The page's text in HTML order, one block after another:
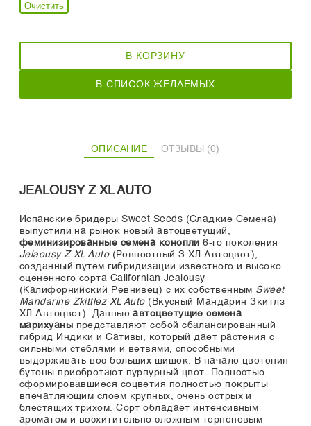
Очистить
В КОРЗИНУ
В СПИСОК ЖЕЛАЕМЫХ
ОПИСАНИЕ ОТЗЫВЫ (0)
JEALOUSY Z XL AUTO
Испанские бридерыSweet Seeds (Сладкие Семена)
выпустили на рынок новый автоцветущий,
феминизированные семена конопли 6-го поколения
Jelaousy Z XL Auto(Ревностный З ХЛ Автоцвет),
созданный путем гибридизации известного и высоко
оцененного сорта Californian Jealousy
(Калифорнийский Ревнивец) с их собственным Sweet
Mandarine Zkittlez XL Auto(Вкусный Мандарин Зкитлз
ХЛ Автоцвет). Данныеавтоцветущие семена
марихуаны представляют собой сбалансированный
гибрид Индики и Сативы, который дает растения с
сильными стеблями и ветвями, способными
выдерживать вес больших шишек. В начале цветения
бутоны приобретают пурпурный цвет. Полностью
сформировавшиеся соцветия полностью покрыты
впечатляющим слоем крупных, очень острых и
блестящих трихом. Сорт обладает интенсивным
ароматом и восхитительно сложным терпеновым